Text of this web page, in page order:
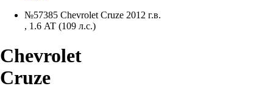
№57385 Chevrolet Cruze 2012 г.в.
, 1.6 AT (109 л.с.)
Chevrolet
Cruze